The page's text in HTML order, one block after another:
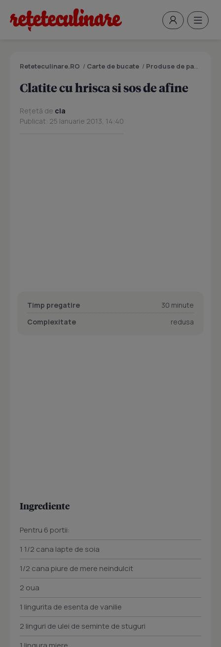
Reteteculinare.RO / Carte de bucate / Produse de panificatie si patiserie
Clatite cu hrisca si sos de afine
Rețetă de cla
Publicat: 25 Ianuarie 2013, 14:40
Timp pregatire
30 minute
Complexitate
redusa
Ingrediente
Pentru 6 portii:
1 1/2 cana lapte de soia
1/2 cana piure de mere neindulcit
2 oua
1 lingurita de esenta de vanilie
2 linguri de ulei de seminte de stuguri